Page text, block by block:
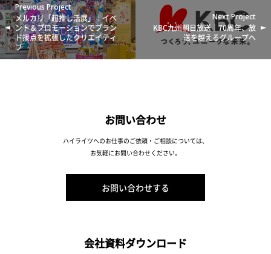
Previous Project
メルカリ「超推し活展」｜イベ
ント＆プロモーションでブラン
ド接点を拡張したクリエイティ
ブ
Next Project
KBC九州朝日放送｜70周年、放
送を越えるグループへ
お問い合わせ
ハイライツへのお仕事のご依頼・ご相談については、
お気軽にお問い合わせください。
お問い合わせする
会社資料ダウンロード